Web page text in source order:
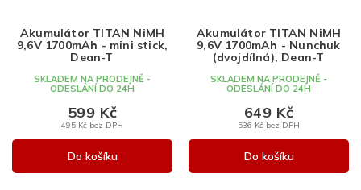
uAkumulátor TITAN NiMH
9,6V 1700mAh - mini stick,
Dean-T
SKLADEM NA PRODEJNĚ -
ODESLÁNÍ DO 24H
495 Kč bez DPH
599 Kč
Do košíku
Akumulátor TITAN NiMH
9,6V 1700mAh - Nunchuk
(dvojdílná), Dean-T
SKLADEM NA PRODEJNĚ -
ODESLÁNÍ DO 24H
536 Kč bez DPH
649 Kč
Do košíku